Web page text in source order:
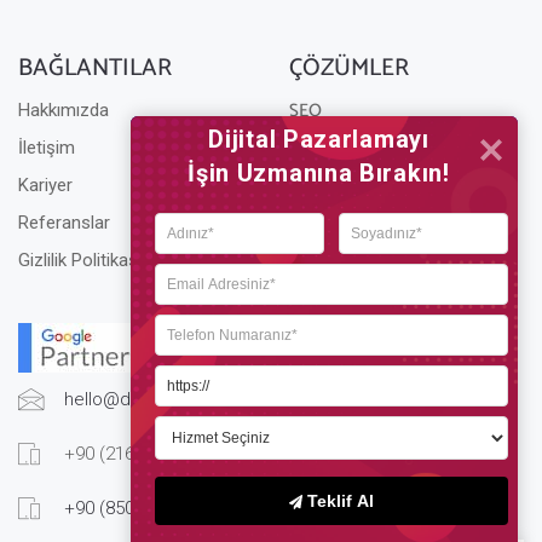
BAĞLANTILAR
Hakkımızda
İletişim
Kariyer
Referanslar
Gizlilik Politikası
ÇÖZÜMLER
SEO
Yerel SEO
Teknik SEO
E-Ticaret SEO
SEO Ajansı
Çerez Yönetimi
hello@digitall.com.tr
+90 (216) 599 0636
+90 (850) 885 1411
Dijital Pazarlamayı
İşin Uzmanına Bırakın!
Teklif Al